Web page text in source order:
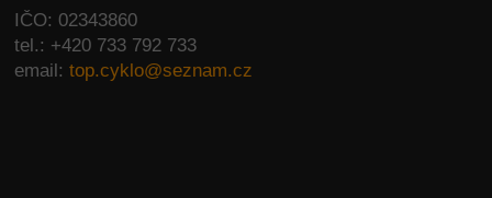
IČO: 02343860
tel.: +420 733 792 733
email:top.cyklo@seznam.cz